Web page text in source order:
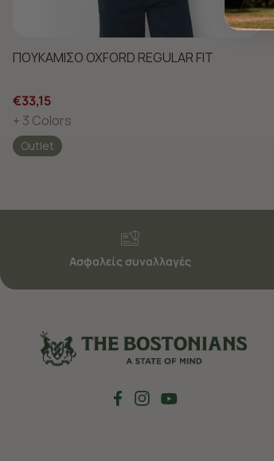
ΠΟΥΚΑΜΙΣΟ OXFORD REGULAR FIT
€33,15
+ 3 Colors
Outlet
Ασφαλείς συναλλαγές